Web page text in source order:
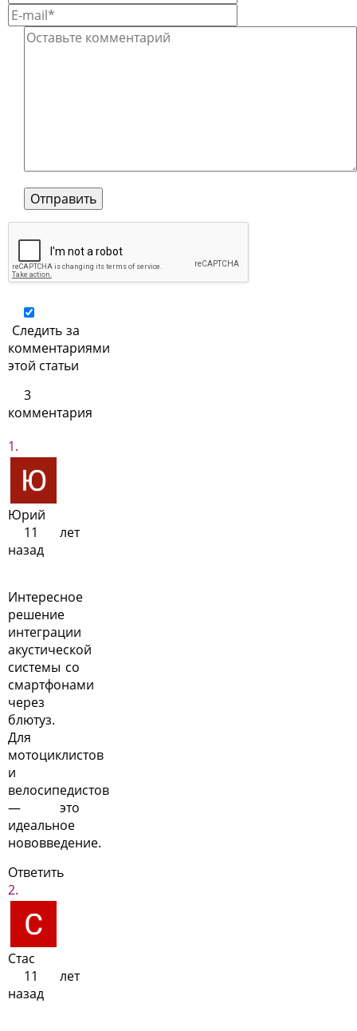
Следить за
комментариями
этой статьи
3
комментария
Юрий
11 лет
назад
Интересное
решение
интеграции
акустической
системы со
смартфонами
через
блютуз.
Для
мотоциклистов
и
велосипедистов
— это
идеальное
нововведение.
Ответить
Стас
11 лет
назад